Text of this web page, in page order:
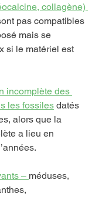
collagène)
pas compatibles
mais se
si le matériel est
incomplète des
les fossiles datés
alors que la
a lieu en
– méduses,